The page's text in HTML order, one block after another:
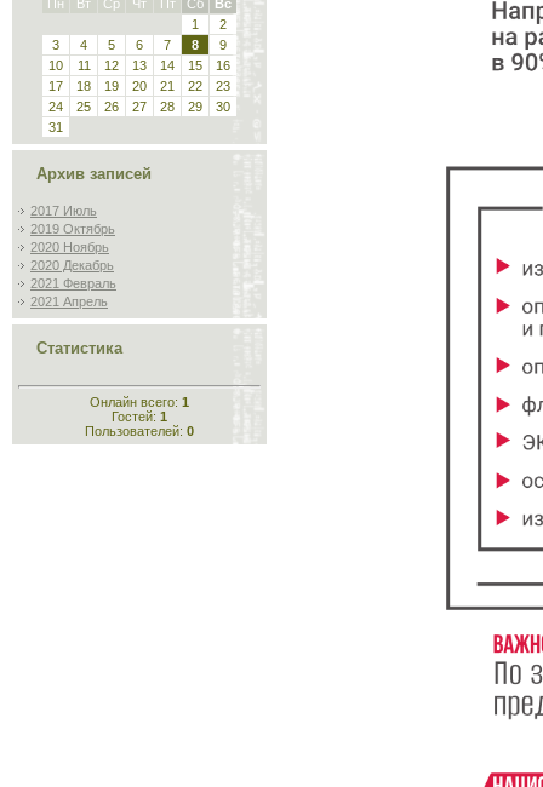
Пн
Вт Ср Чт Пт Сб
Вс
1
2
3
4 5 6 7 8
9
10
11 12 13 14 15
16
17
18 19 20 21 22
23
24
25 26 27 28 29
30
31
Архив записей
2017 Июль
2019 Октябрь
2020 Ноябрь
2020 Декабрь
2021 Февраль
2021 Апрель
Статистика
Онлайн всего: 1
Гостей: 1
Пользователей: 0